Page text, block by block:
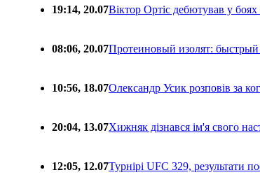
19:14, 20.07Віктор Ортіс дебютував у
08:06, 20.07Протеиновый изолят: быстрый
10:56, 18.07Олександр Усик розповів за
20:04, 13.07Хижняк дізнався ім'я свого
12:05, 12.07Турнірі UFC 329, результати